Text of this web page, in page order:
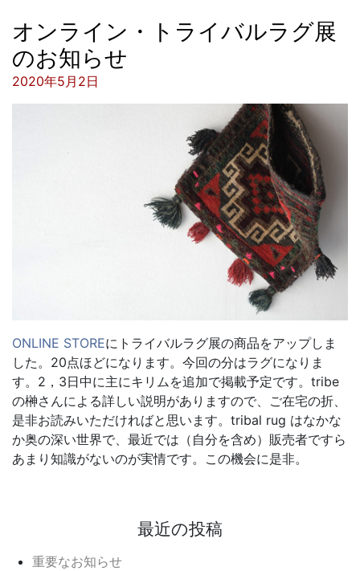
オンライン・トライバルラグ展
のお知らせ
投稿日:
2020年5月2日
ONLINE STOREにトライバルラグ展の商品をアップしま
した。20点ほどになります。今回の分はラグになりま
す。2，3日中に主にキリムを追加で掲載予定です。tribe
の榊さんによる詳しい説明がありますので、ご在宅の折、
是非お読みいただければと思います。tribal rug はなかな
か奥の深い世界で、最近では（自分を含め）販売者ですら
あまり知識がないのが実情です。この機会に是非。
最近の投稿
重要なお知らせ